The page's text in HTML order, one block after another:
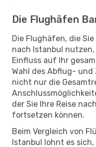
Die Flughäfen
Die Flughäfen, die
nach Istanbul
Einfluss auf Ihr
Wahl des Abflug-
nicht nur die
der Sie Ihre Reise
fortsetzen können.
Beim Vergleich von
Istanbul lohnt es